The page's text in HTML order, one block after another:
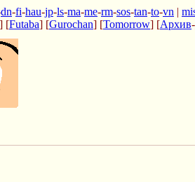
dn-fi-hau-jp-ls-ma-me-rm-sos-tan-to-vn |
] [Futaba] [Gurochan] [Tomorrow] [Архив-